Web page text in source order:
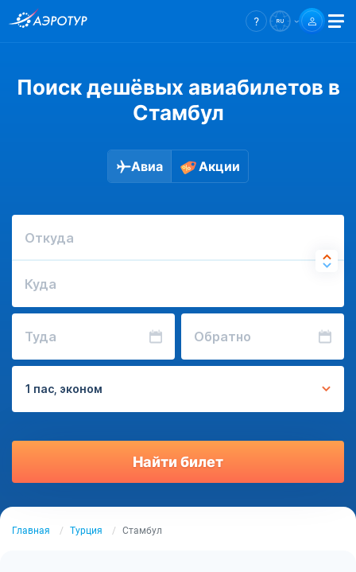
Поиск дешёвых авиабилетов в
Стамбул
Авиа Акции
Откуда
Куда
Туда Обратно
1 пас, эконом
Найти билет
Главная Турция Стамбул